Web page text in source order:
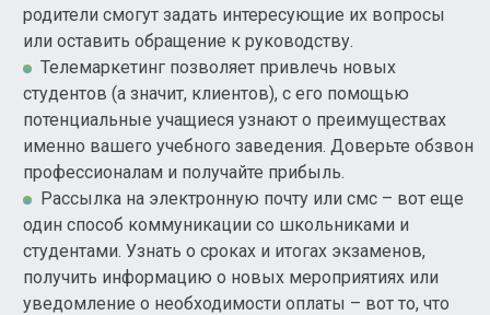
родители смогут задать интересующие их вопросы
или оставить обращение к руководству.
Телемаркетинг позволяет привлечь новых
студентов (а значит, клиентов), с его помощью
потенциальные учащиеся узнают о преимуществах
именно вашего учебного заведения. Доверьте обзвон
профессионалам и получайте прибыль.
Рассылка на электронную почту или смс – вот еще
один способ коммуникации со школьниками и
студентами. Узнать о сроках и итогах экзаменов,
получить информацию о новых мероприятиях или
уведомление о необходимости оплаты – вот то, что